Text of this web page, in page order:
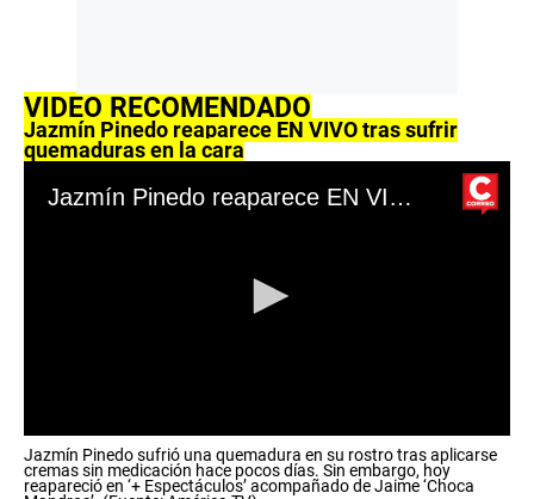
VIDEO RECOMENDADO
Jazmín Pinedo reaparece EN VIVO tras sufrir
quemaduras en la cara
Jazmín Pinedo reaparece EN VIVO tras sufrir quemaduras en la cara
s
e
Jazmín Pinedo sufrió una quemadura en su rostro tras aplicarse
cremas sin medicación hace pocos días. Sin embargo, hoy
reapareció en ‘+ Espectáculos’ acompañado de Jaime ‘Choca